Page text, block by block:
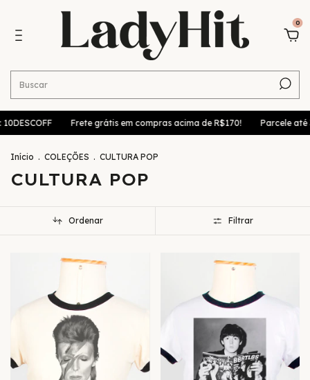
0
Frete grátis em compras acima de R$170! Parcele até 3x sem juros
Início . COLEÇÕES . CULTURA POP
CULTURA POP
Ordenar Filtrar